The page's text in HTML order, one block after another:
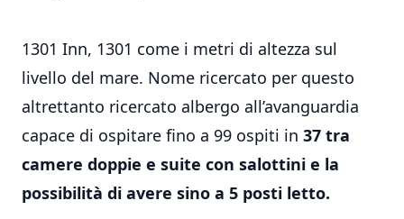
1301 Inn, 1301 come i metri di altezza sul
livello del mare. Nome ricercato per questo
altrettanto ricercato albergo all’avanguardia
capace di ospitare fino a 99 ospiti in 37 tra
camere doppie e suite con salottini e la
possibilità di avere sino a 5 posti letto.